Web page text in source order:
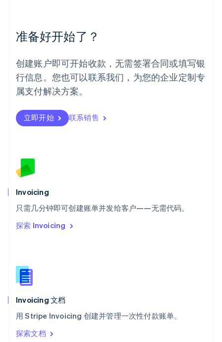
准备好开始了？
创建账户即可开始收款，无需签署合同或填写银
行信息。您也可以联系我们，为您的企业定制专
属支付解决方案。
立即开始 联系销售
Invoicing
只需几分钟即可创建账单并发给客户——无需代码。
探索 Invoicing
Invoicing 文档
用 Stripe Invoicing 创建并管理一次性付款账单。
探索文档
English
葡萄牙
日本
日本語 English
瑞典
SvenskaEnglish
Deutsch FrançaisItaliano English
塞浦路斯
English
ไทยEnglish
希腊
English
西班牙
新西兰
English
匈牙利
English
ItalianoEnglish
印度
English